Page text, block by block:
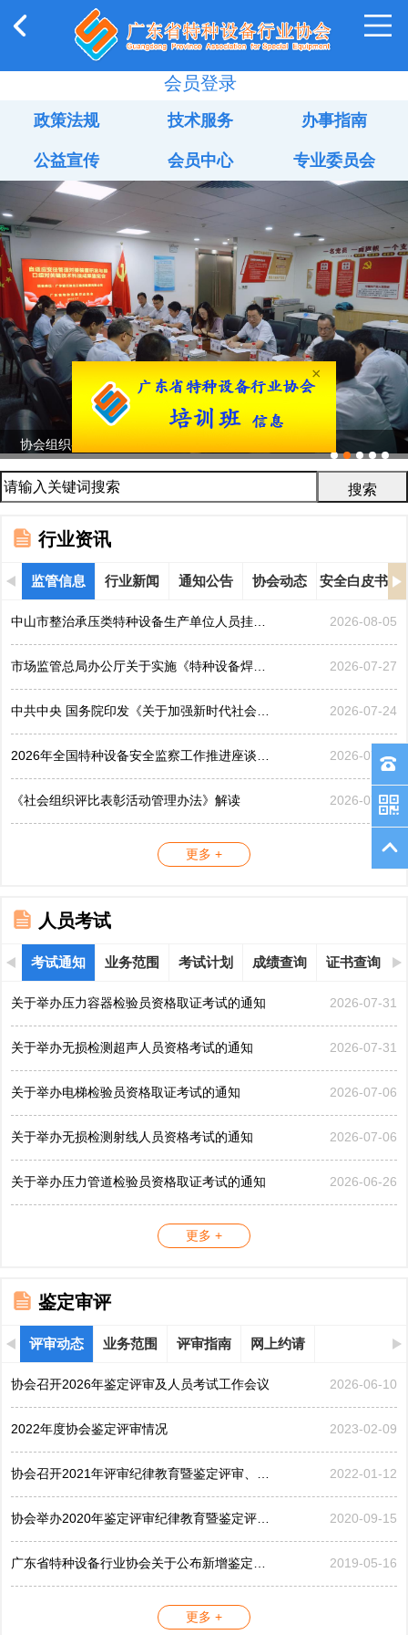
会员登录
政策法规 技术服务 办事指南
公益宣传 会员中心 专业委员会
与... 协会召开2026年鉴定评审及人员考试工作
行业资讯
监管信息 行业新闻 通知公告 协会动态 安全白皮书
中山市整治承压类特种设备生产单位人员挂靠、临时凑岗、... 2026-08-05
市场监管总局办公厅关于实施《特种设备焊接操作人员考核... 2026-07-27
中共中央 国务院印发《关于加强新时代社会工作的意见》 2026-07-24
2026年全国特种设备安全监察工作推进座谈会在黑龙江哈... 2026-07-21
《社会组织评比表彰活动管理办法》解读 2026-07-17
更多 +
人员考试
考试通知 业务范围 考试计划 成绩查询 证书查询
关于举办压力容器检验员资格取证考试的通知 2026-07-31
关于举办无损检测超声人员资格考试的通知 2026-07-31
关于举办电梯检验员资格取证考试的通知 2026-07-06
关于举办无损检测射线人员资格考试的通知 2026-07-06
关于举办压力管道检验员资格取证考试的通知 2026-06-26
更多 +
鉴定审评
评审动态 业务范围 评审指南 网上约请
协会召开2026年鉴定评审及人员考试工作会议 2026-06-10
2022年度协会鉴定评审情况 2023-02-09
协会召开2021年评审纪律教育暨鉴定评审、考评工作会议 2022-01-12
协会举办2020年鉴定评审纪律教育暨鉴定评审工作会议 2020-09-15
广东省特种设备行业协会关于公布新增鉴定评审员的公告... 2019-05-16
更多 +
×